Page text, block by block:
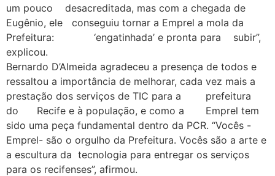
um pouco desacreditada, mas com a chegada de
Eugênio, ele conseguiu tornar a Emprel a mola da
Prefeitura: ‘engatinhada’ e pronta para subir”,
explicou.
Bernardo D’Almeida agradeceu a presença de todos e
ressaltou a importância de melhorar, cada vez mais a
prestação dos serviços de TIC para a prefeitura
do Recife e à população, e como a Emprel tem
sido uma peça fundamental dentro da PCR. “Vocês -
Emprel- são o orgulho da Prefeitura. Vocês são a arte e
a escultura da tecnologia para entregar os serviços
para os recifenses”, afirmou.